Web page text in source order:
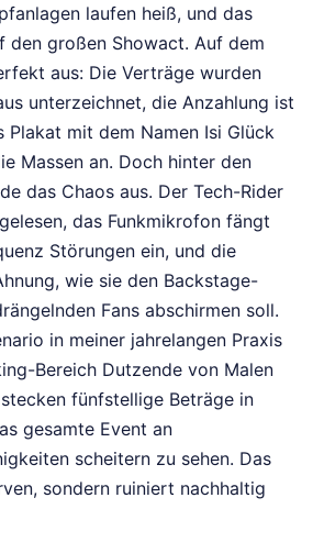
laufen heiß, und das
den großen Showact. Auf dem
aus: Die Verträge wurden
unterzeichnet, die Anzahlung ist
Plakat mit dem Namen Isi Glück
Massen an. Doch hinter den
das Chaos aus. Der Tech-Rider
das Funkmikrofon fängt
Störungen ein, und die
wie sie den Backstage-
Fans abschirmen soll.
in meiner jahrelangen Praxis
Bereich Dutzende von Malen
fünfstellige Beträge in
gesamte Event an
scheitern zu sehen. Das
sondern ruiniert nachhaltig